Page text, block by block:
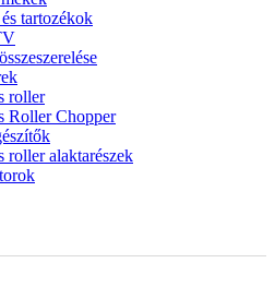
tartozékok
roller
Roller Chopper
roller alaktarészek